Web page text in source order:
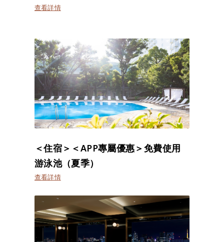
查看詳情
＜住宿＞＜APP專屬優惠＞免費使用
游泳池（夏季）
查看詳情